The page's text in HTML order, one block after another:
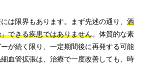
は限界もあります。まず先述の通り、 酒
できる疾患ではありません。体質的な素
が続く限り、一定期間後に再発する可能
血管拡張は、治療で一度改善しても、時